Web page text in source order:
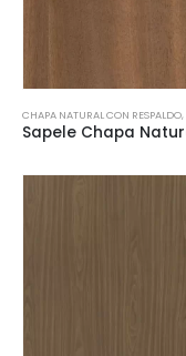
CHAPA NATURAL CON RESPALDO,